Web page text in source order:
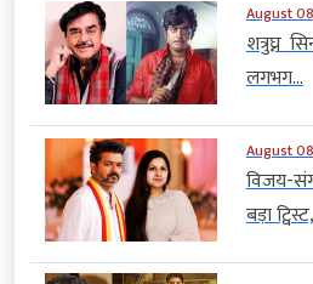
August
शत्रुघ्न
लगभग...
August
विजय-
बड़ा